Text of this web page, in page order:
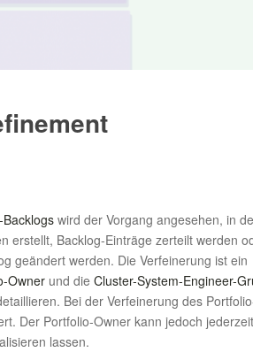
wird der Vorgang angesehen, in
erstellt, Backlog-Einträge zerteilt werden
geändert werden. Die Verfeinerung ist ein
Owner und die Cluster-System-Engineer-
Bei der Verfeinerung des
Der Portfolio-Owner kann jedoch
lassen.